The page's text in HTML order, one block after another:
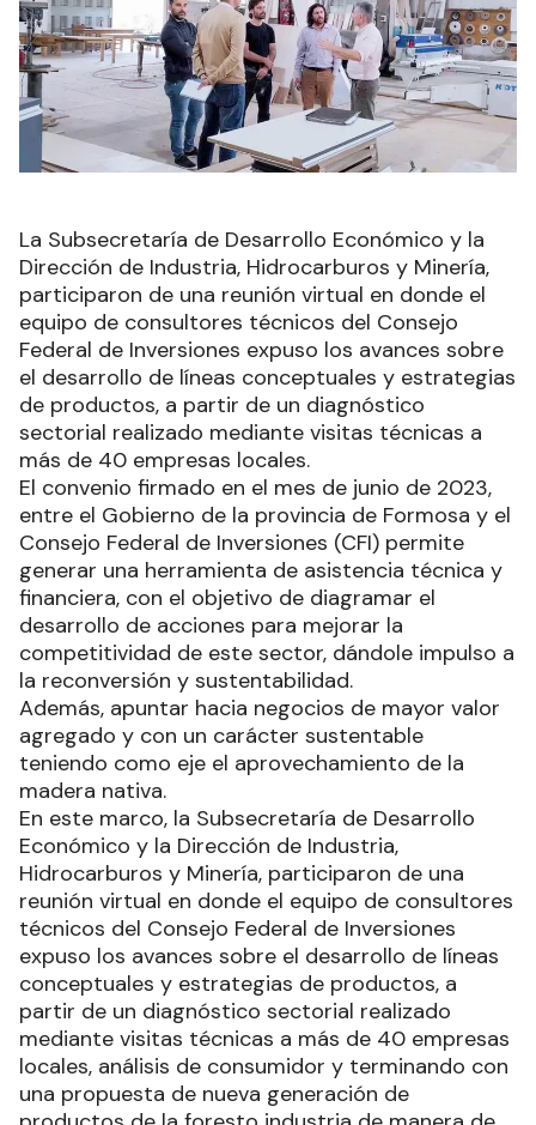
La Subsecretaría de Desarrollo Económico y la
Dirección de Industria, Hidrocarburos y Minería,
participaron de una reunión virtual en donde el
equipo de consultores técnicos del Consejo
Federal de Inversiones expuso los avances sobre
el desarrollo de líneas conceptuales y estrategias
de productos, a partir de un diagnóstico
sectorial realizado mediante visitas técnicas a
más de 40 empresas locales.
El convenio firmado en el mes de junio de 2023,
entre el Gobierno de la provincia de Formosa y el
Consejo Federal de Inversiones (CFI) permite
generar una herramienta de asistencia técnica y
financiera, con el objetivo de diagramar el
desarrollo de acciones para mejorar la
competitividad de este sector, dándole impulso a
la reconversión y sustentabilidad.
Además, apuntar hacia negocios de mayor valor
agregado y con un carácter sustentable
teniendo como eje el aprovechamiento de la
madera nativa.
En este marco, la Subsecretaría de Desarrollo
Económico y la Dirección de Industria,
Hidrocarburos y Minería, participaron de una
reunión virtual en donde el equipo de consultores
técnicos del Consejo Federal de Inversiones
expuso los avances sobre el desarrollo de líneas
conceptuales y estrategias de productos, a
partir de un diagnóstico sectorial realizado
mediante visitas técnicas a más de 40 empresas
locales, análisis de consumidor y terminando con
una propuesta de nueva generación de